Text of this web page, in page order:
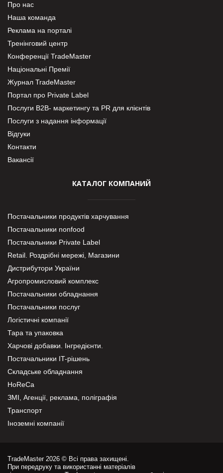
Про нас
Наша команда
Реклама на порталі
Тренінговий центр
Конференції TradeMaster
Національні Премії
Журнал TradeMaster
Портал про Private Label
Послуги В2В- маркетингу та PR для клієнтів
Послуги з надання інформації
Відгуки
Контакти
Вакансії
КАТАЛОГ КОМПАНИЙ
Постачальники продуктів харчування
Постачальники nonfood
Постачальники Private Label
Retail. Роздрібні мережі, Магазини
Дистрибутори України
Агропромисловий комплекс
Постачальники обладнання
Постачальники послуг
Логістичні компанії
Тара та упаковка
Харчові добавки. Інгредієнти.
Постачальники IT-рішень
Складське обладнання
HoReCa
ЗМІ, Агенції, реклама, поліграфія
Транспорт
Іноземні компанії
TradeMaster 2026 © Всі права захищені.
При передруку та використанні матеріалів